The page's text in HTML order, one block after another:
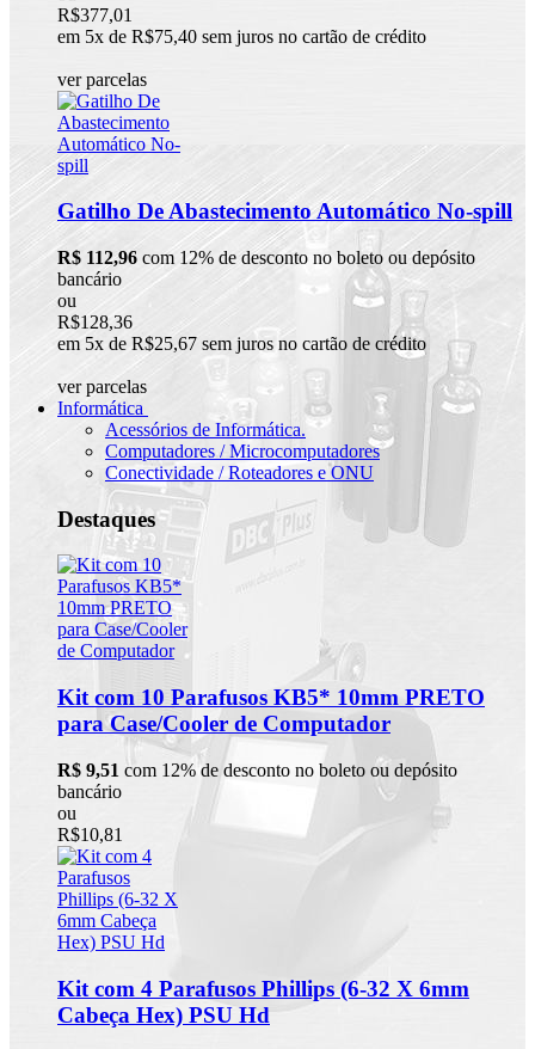
R$377,01
em 5x de R$75,40 sem juros no cartão de crédito
ver parcelas
Gatilho De Abastecimento Automático No-spill
R$ 112,96 com 12% de desconto no boleto ou depósito
bancário
ou
R$128,36
em 5x de R$25,67 sem juros no cartão de crédito
ver parcelas
Informática
Acessórios de Informática.
Computadores / Microcomputadores
Conectividade / Roteadores e ONU
Destaques
Kit com 10 Parafusos KB5* 10mm PRETO
para Case/Cooler de Computador
R$ 9,51 com 12% de desconto no boleto ou depósito
bancário
ou
R$10,81
Kit com 4 Parafusos Phillips (6-32 X 6mm
Cabeça Hex) PSU Hd